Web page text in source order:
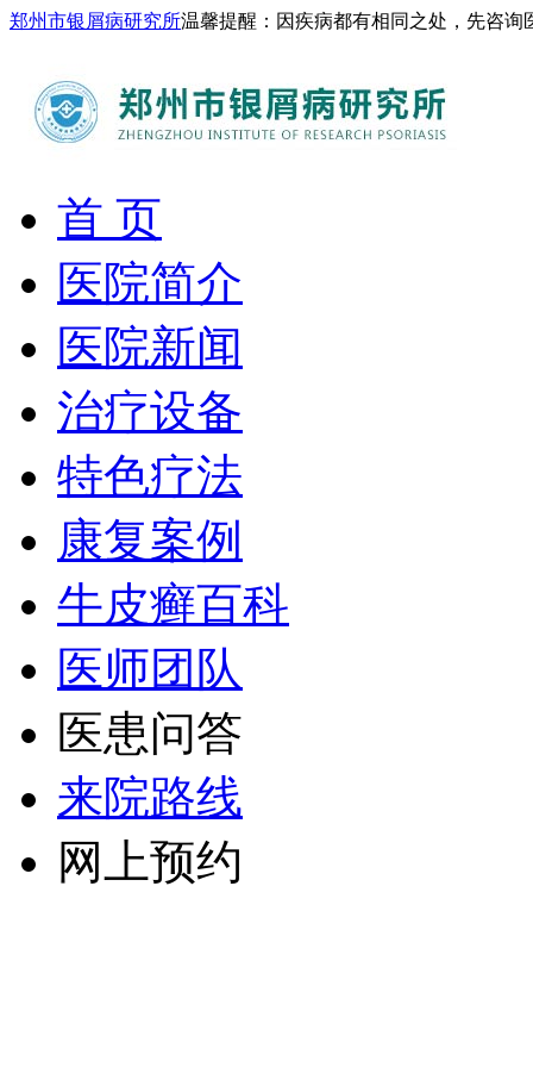
郑州市银屑病研究所温馨提醒：因疾病都有相同之处，先咨
首 页
医院简介
医院新闻
治疗设备
特色疗法
康复案例
牛皮癣百科
医师团队
医患问答
来院路线
网上预约